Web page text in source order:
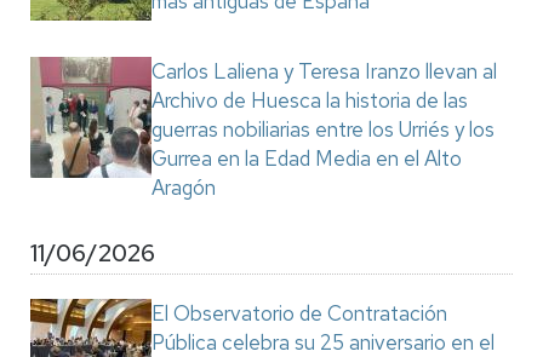
Carlos Laliena y Teresa Iranzo llevan al
Archivo de Huesca la historia de las
guerras nobiliarias entre los Urriés y los
Gurrea en la Edad Media en el Alto
Aragón
11/06/2026
El Observatorio de Contratación
Pública celebra su 25 aniversario en el